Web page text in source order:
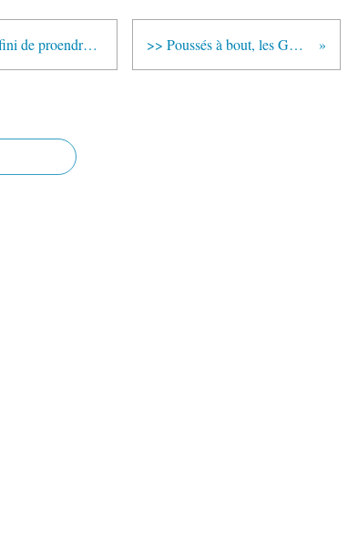
>> Les services publics n'ont pas fini de proendre des coups. Lebranchu prône une RGPP différente sur la forme, pas sur le fond ! >> Poussés à bout, les GRECS renouent avec la GRÈVE GÉNÉRALE !